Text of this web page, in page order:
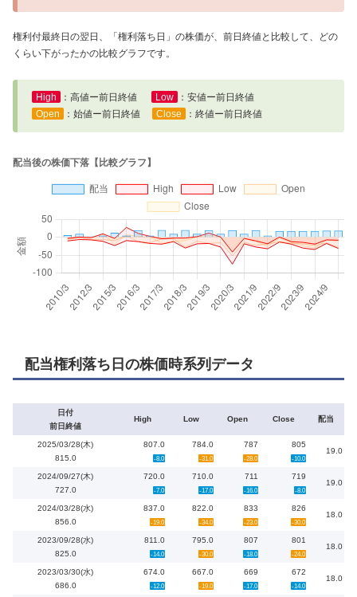
権利付最終日の翌日、「権利落ち日」の株価が、前日終値と比較して、どの
くらい下がったかの比較グラフです。
High ：高値ー前日終値 Low
：安値ー前日終値
Open
：始値ー前日終値 Close ：終値ー前日終値
配当権利落ち日の株価時系列データ
日付
前日終値
High Low Open Close 配当
2025/03/28(木)
815.0
807.0
-8.0
784.0
-31.0
787
-28.0
805
-10.0
19.0
2024/09/27(木)
727.0
720.0
-7.0
710.0
-17.0
711
-16.0
719
-8.0
19.0
2024/03/28(水)
856.0
837.0
-19.0
822.0
-34.0
833
-23.0
826
-30.0
18.0
2023/09/28(水)
825.0
811.0
-14.0
795.0
-30.0
807
-18.0
801
-24.0
18.0
2023/03/30(水)
686.0
674.0
-12.0
667.0
-19.0
669
-17.0
672
-14.0
18.0